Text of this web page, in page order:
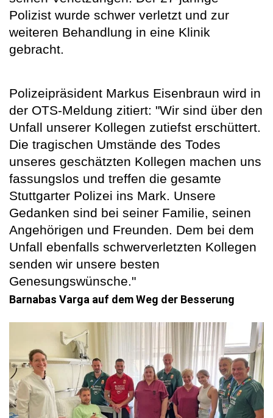
Polizist wurde schwer verletzt und zur
weiteren Behandlung in eine Klinik
gebracht.
Polizeipräsident Markus Eisenbraun wird in
der OTS-Meldung zitiert: "Wir sind über den
Unfall unserer Kollegen zutiefst erschüttert.
Die tragischen Umstände des Todes
unseres geschätzten Kollegen machen uns
fassungslos und treffen die gesamte
Stuttgarter Polizei ins Mark. Unsere
Gedanken sind bei seiner Familie, seinen
Angehörigen und Freunden. Dem bei dem
Unfall ebenfalls schwerverletzten Kollegen
senden wir unsere besten
Genesungswünsche."
Barnabas Varga auf dem Weg der Besserung